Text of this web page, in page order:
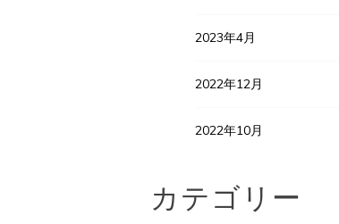
2023年4月
2022年12月
2022年10月
カテゴリー